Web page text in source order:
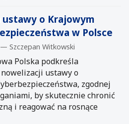
ustawy o Krajowym
w Polsce
Szczepan Witkowski
Polska podkreśla
ustawy o
zgodnej
by skutecznie chronić
i reagować na rosnące